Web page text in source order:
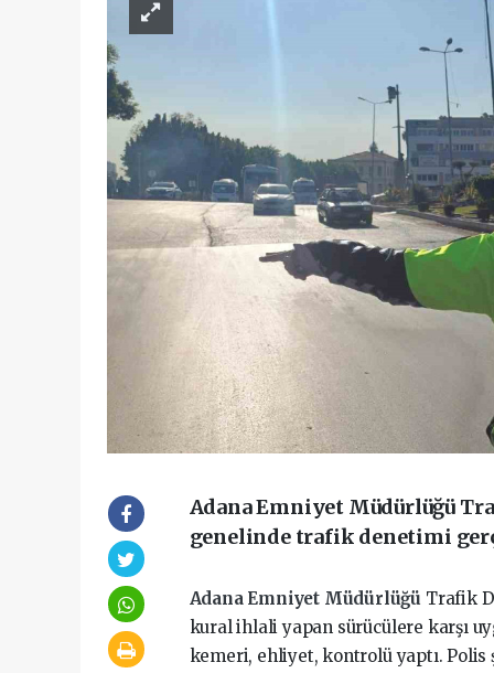
Adana Emniyet Müdürlüğü
genelinde trafik denetimi
Adana Emniyet Müdürlüğü Trafik
kural ihlali yapan sürücülere karşı
kemeri, ehliyet, kontrolü yaptı.